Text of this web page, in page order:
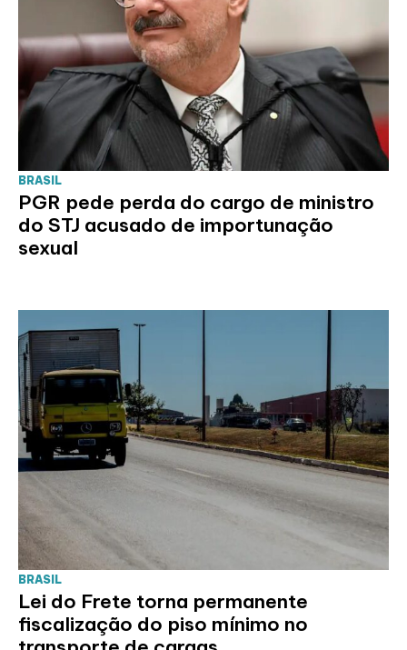
BRASIL
PGR pede perda do cargo de ministro
do STJ acusado de importunação
sexual
BRASIL
Lei do Frete torna permanente
fiscalização do piso mínimo no